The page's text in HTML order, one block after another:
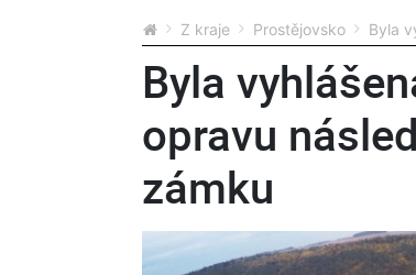
Z kraje Prostějovsko Byla
Byla
opravu
zámku